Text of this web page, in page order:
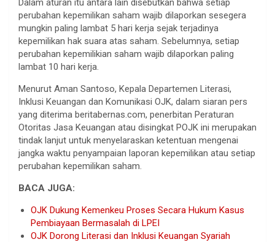
Dalam aturan itu antara lain disebutkan bahwa setiap
perubahan kepemilikan saham wajib dilaporkan sesegera
mungkin paling lambat 5 hari kerja sejak terjadinya
kepemilikan hak suara atas saham. Sebelumnya, setiap
perubahan kepemilikian saham wajib dilaporkan paling
lambat 10 hari kerja.
Menurut Aman Santoso, Kepala Departemen Literasi,
Inklusi Keuangan dan Komunikasi OJK, dalam siaran pers
yang diterima beritabernas.com, penerbitan Peraturan
Otoritas Jasa Keuangan atau disingkat POJK ini merupakan
tindak lanjut untuk menyelaraskan ketentuan mengenai
jangka waktu penyampaian laporan kepemilikan atau setiap
perubahan kepemilikan saham.
BACA JUGA:
OJK Dukung Kemenkeu Proses Secara Hukum Kasus
Pembiayaan Bermasalah di LPEI
OJK Dorong Literasi dan Inklusi Keuangan Syariah